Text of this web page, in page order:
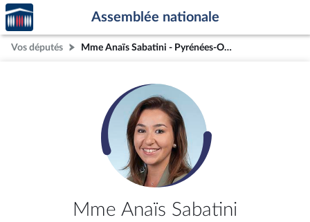
Aller au contenu
Aller en bas de la page
Accèder
à la
page
d'accueil
Assemblée nationale
Vos députés Mme Anaïs Sabatini - Pyrénées-Orientales (2e circonscription)
Mme Anaïs Sabatini